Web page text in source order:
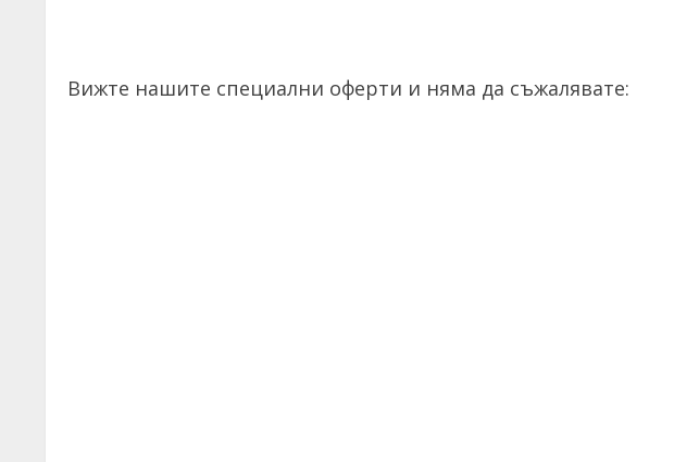
Вижте нашите специални оферти и няма да съжалявате: